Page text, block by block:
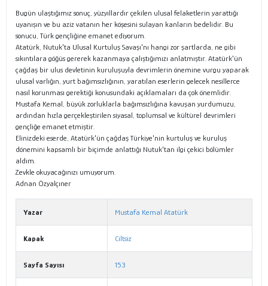
Bugün ulaştığımız sonuç, yüzyıllardır çekilen ulusal felaketlerin yarattığı
uyanışın ve bu aziz vatanın her köşesini sulayan kanların bedelidir. Bu
sonucu, Türk gençliğine emanet ediyorum.
Atatürk, Nutuk'ta Ulusal Kurtuluş Savaşı'nı hangi zor şartlarda, ne gibi
sıkıntılara göğüs gererek kazanmaya çalıştığımızı anlatmıştır. Atatürk'ün
çağdaş bir ulus devletinin kuruluşuyla devrimlerin önemine vurgu yaparak
ulusal varlığın, yurt bağımsızlığının, yaratılan eserlerin gelecek nesillerce
nasıl korunması gerektiği konusundaki açıklamaları da çok önemlidir.
Mustafa Kemal, büyük zorluklarla bağımsızlığına kavuşan yurdumuzu,
ardından hızla gerçekleştirilen siyasal, toplumsal ve kültürel devrimleri
gençliğe emanet etmiştir.
Elinizdeki eserde, Atatürk'ün çağdaş Türkiye'nin kurtuluş ve kuruluş
dönemini kapsamlı bir biçimde anlattığı Nutuk'tan ilgi çekici bölümler
aldım.
Zevkle okuyacağınızı umuyorum.
Adnan Özyalçıner
Yazar Mustafa Kemal Atatürk
Kapak Ciltsiz
Sayfa Sayısı 153